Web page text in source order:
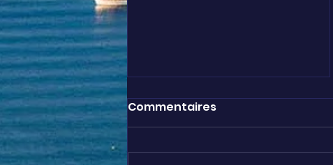
Commentaires